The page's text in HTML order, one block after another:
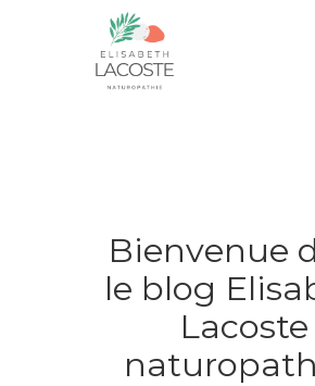
Bienvenue
le blog
Lacoste